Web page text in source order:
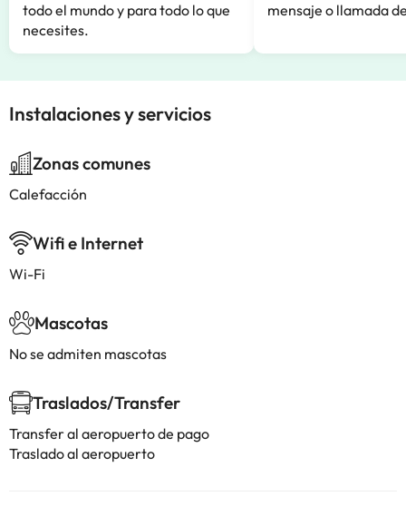
todo el mundo y para todo lo que
necesites.
mensaje o llamada
Instalaciones y servicios
Zonas comunes
Calefacción
Wifi e Internet
Wi-Fi
Mascotas
No se admiten mascotas
Traslados/Transfer
Transfer al aeropuerto de pago
Traslado al aeropuerto